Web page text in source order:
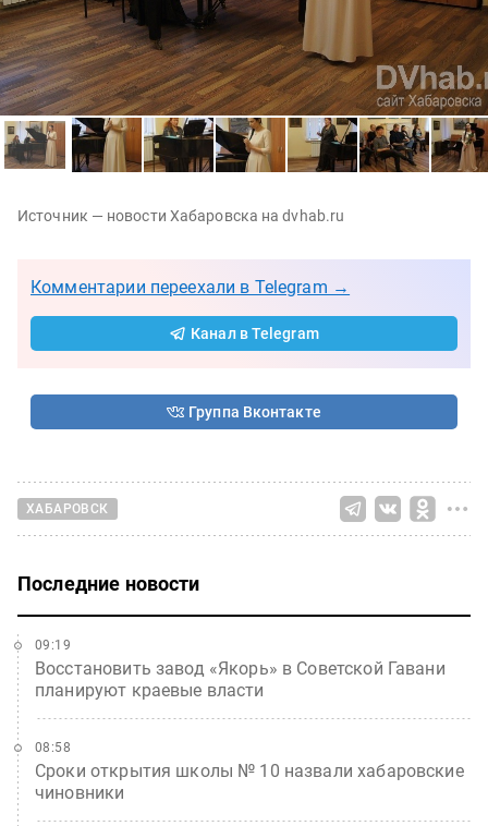
Источник — новости Хабаровска на dvhab.ru
Комментарии переехали в Telegram →
Канал в Telegram
Группа Вконтакте
ХАБАРОВСК
Последние новости
Восстановить завод «Якорь» в Советской Гавани
планируют краевые власти
09:19
Сроки открытия школы № 10 назвали хабаровские
чиновники
08:58